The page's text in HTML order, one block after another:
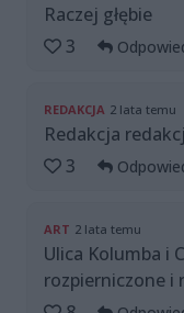
Raczej głębie
3
REDAKCJA 2 lata temu
Redakcja
3
ART 2 lata temu
Ulica Kolumba i
rozpierniczone i